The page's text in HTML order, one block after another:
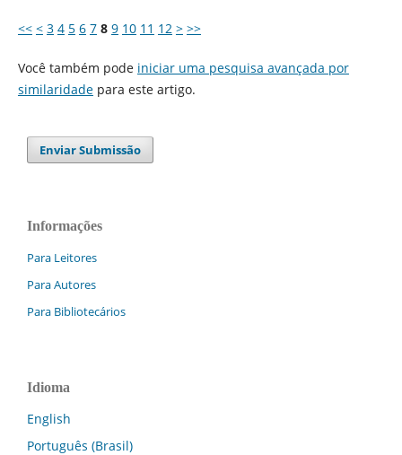
<< < 3 4 5 6 7 8 9 10 11 12 > >>
Você também pode iniciar uma pesquisa avançada por
similaridadepara este artigo.
Enviar Submissão
Informações
Para Leitores
Para Autores
Para Bibliotecários
Idioma
English
Português (Brasil)